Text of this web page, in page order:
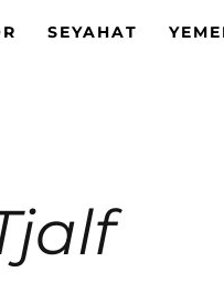
SEYAHAT